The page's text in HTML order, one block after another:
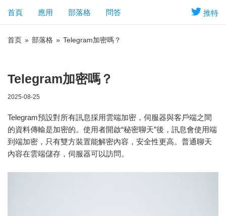
推特
首頁 應用 部落格 問答
首页 » 部落格 » Telegram加密嗎？
Telegram加密嗎？
2025-08-25
Telegram預設對所有訊息採用雲端加密，伺服器與客戶端之間
的資料傳輸是加密的。使用者開啟“秘密聊天”後，訊息會使用端
到端加密，只有雙方裝置能解密內容，安全性更高。普通聊天
內容在雲端儲存，伺服器可以訪問。